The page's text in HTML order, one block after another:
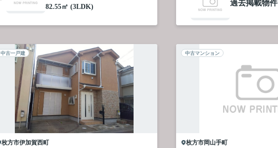
82.55㎡ (3LDK)
過去掲載物件
中古一戸建
枚方市伊加賀西町
中古マンション
枚方市岡山手町